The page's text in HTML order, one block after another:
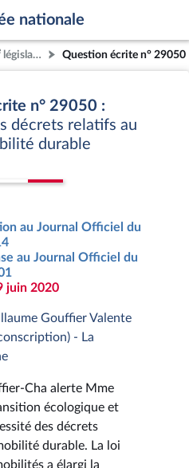
nationale
législature Question écrite n° 29050
n° 29050 :
décrets relatifs au
durable
au Journal Officiel du
au Journal Officiel du
juin 2020
Gouffier Valente
- La
Cha alerte Mme
écologique et
des décrets
durable. La loi
a élargi la